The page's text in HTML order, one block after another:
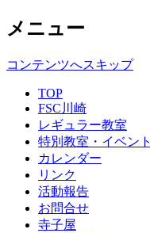
メニュー
コンテンツへスキップ
TOP
FSC川崎
レギュラー教室
特別教室・イベント
カレンダー
リンク
活動報告
お問合せ
寺子屋